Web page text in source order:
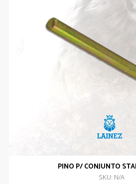
PINO P/ CONJUNTO
SKU: N/A